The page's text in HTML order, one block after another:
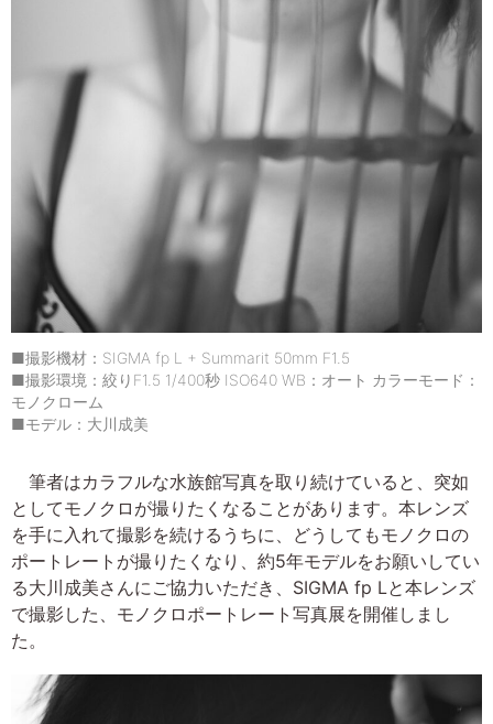
■撮影機材：SIGMA fp L + Summarit 50mm F1.5
■撮影環境：絞りF1.5 1/400秒 ISO640 WB：オート カラーモード：
モノクローム
■モデル：大川成美
筆者はカラフルな水族館写真を取り続けていると、突如
としてモノクロが撮りたくなることがあります。本レンズ
を手に入れて撮影を続けるうちに、どうしてもモノクロの
ポートレートが撮りたくなり、約5年モデルをお願いしてい
る大川成美さんにご協力いただき、SIGMA fp Lと本レンズ
で撮影した、モノクロポートレート写真展を開催しまし
た。